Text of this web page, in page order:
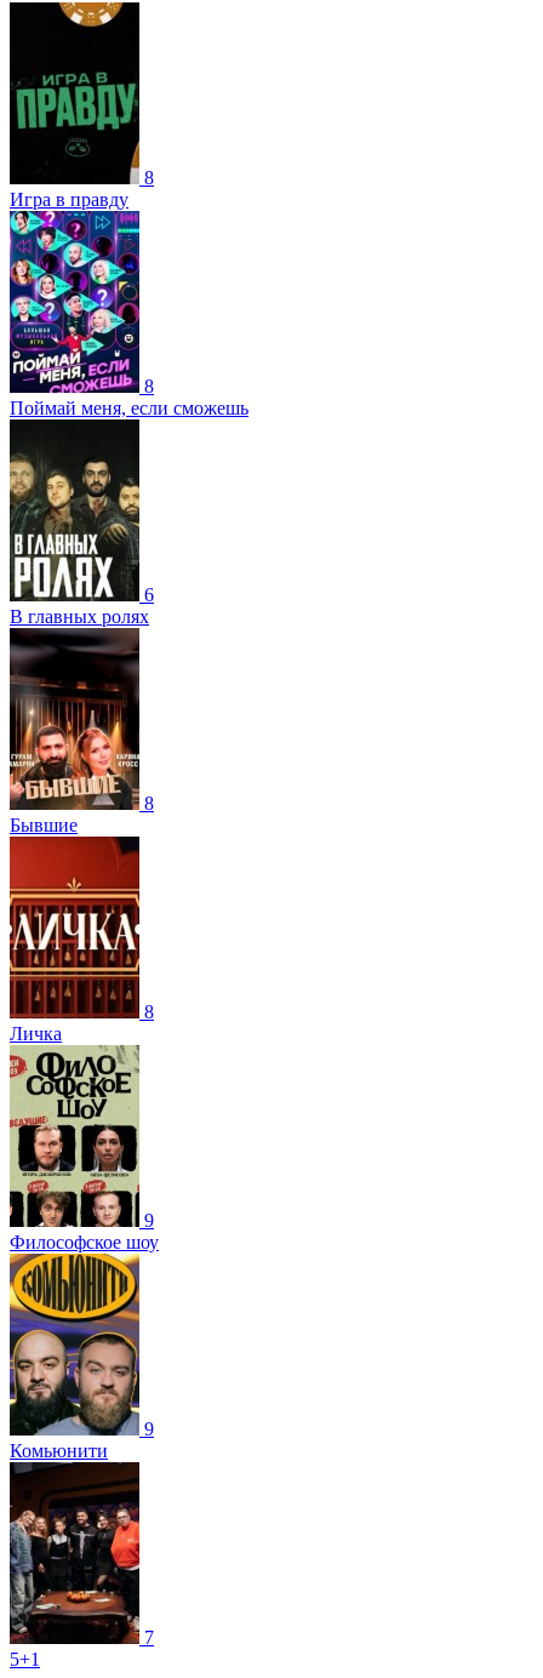
8
Игра в правду
8
Поймай меня, если сможешь
6
В главных ролях
8
Бывшие
8
Личка
9
Философское шоу
9
Комьюнити
7
5+1